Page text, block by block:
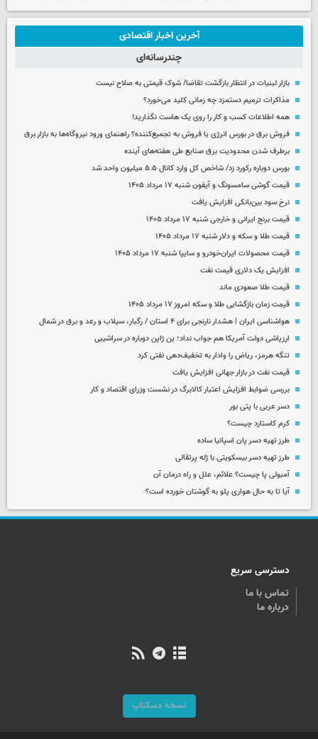
آخرین اخبار اقتصادی
چندرسانه‌ای
بازار لبنیات در انتظار بازگشت تقاضا/ شوک قیمتی به صلاح نیست
مذاکرات ترمیم دستمزد چه زمانی کلید می‌خورد؟
همه اطلاعات کسب‌ و کار را روی یک هاست نگذارید!
فروش برق در بورس انرژی یا فروش به تجمیع‌کننده؟ راهنمای ورود نیروگاه‌ها به بازار برق
برطرف شدن محدودیت‌ برق صنایع طی هفته‌های آینده
بورس دوباره رکورد زد/ شاخص کل وارد کانال ۵.۵ میلیون واحد شد
قیمت گوشی سامسونگ و آیفون شنبه ۱۷ مرداد ۱۴۰۵
نرخ سود بین‌بانکی افزایش یافت
قیمت برنج ایرانی و خارجی شنبه ۱۷ مرداد ۱۴۰۵
قیمت طلا و سکه و دلار شنبه ۱۷ مرداد ۱۴۰۵
قیمت محصولات ایران‌خودرو و سایپا شنبه ۱۷ مرداد ۱۴۰۵
افزایش یک دلاری قیمت نفت
قیمت طلا صعودی ماند
قیمت زمان بازگشایی طلا و سکه امروز ۱۷ مرداد ۱۴۰۵
هواشناسی ایران | هشدار نارنجی برای ۴ استان / رگبار، سیلاب و رعد و برق در شمال
ارزپاشی دولت آمریکا هم جواب نداد؛ ین ژاپن دوباره در سراشیبی
تنگه هرمز، ریاض را وادار به تخفیف‌دهی نفتی کرد
قیمت نفت در بازار جهانی افزایش یافت
بررسی ضوابط افزایش اعتبار کالابرگ در نشست وزرای اقتصاد و کار
دسر عربی با پتی بور
کرم کاستارد چیست؟
طرز تهیه دسر پان اسپانیا ساده
طرز تهیه دسر بیسکویتی با ژله پرتقالی
آمبولی پا چیست؟ علائم، علل و راه درمان آن
آیا تا به حال هواری پلو به گوشتان خورده است؟
دسترسی سریع
تماس با ما
درباره ما
نسخه دسکتاپ